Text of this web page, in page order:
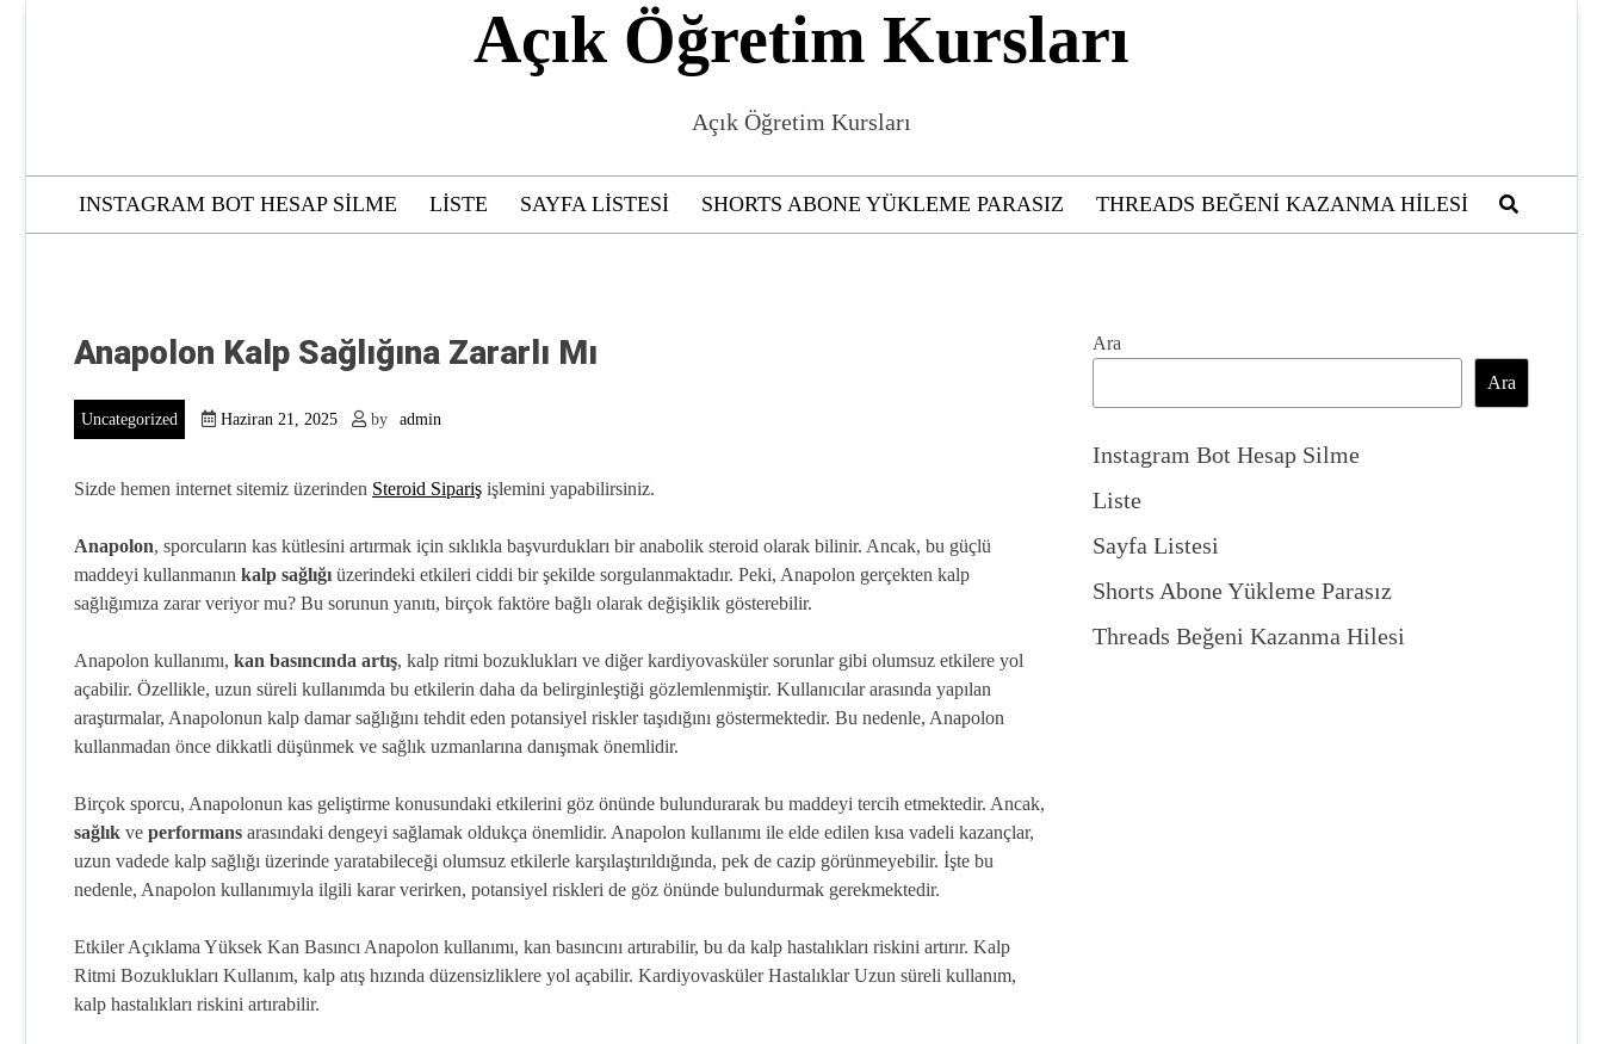
Açık Öğretim Kursları
Açık Öğretim Kursları
INSTAGRAM BOT HESAP SILME LISTE SAYFA LISTESI SHORTS ABONE YÜKLEME PARASIZ THREADS BEĞENI KAZANMA HILESI
Anapolon Kalp Sağlığına Zararlı Mı
Uncategorized Haziran 21, 2025 by admin
Sizde hemen internet sitemiz üzerinden Steroid Sipariş işlemini yapabilirsiniz.
Anapolon, sporcuların kas kütlesini artırmak için sıklıkla başvurdukları bir anabolik steroid olarak bilinir. Ancak, bu güçlü
maddeyi kullanmanın kalp sağlığı üzerindeki etkileri ciddi bir şekilde sorgulanmaktadır. Peki, Anapolon gerçekten kalp
sağlığımıza zarar veriyor mu? Bu sorunun yanıtı, birçok faktöre bağlı olarak değişiklik gösterebilir.
Anapolon kullanımı, kan basıncında artış, kalp ritmi bozuklukları ve diğer kardiyovasküler sorunlar gibi olumsuz etkilere yol
açabilir. Özellikle, uzun süreli kullanımda bu etkilerin daha da belirginleştiği gözlemlenmiştir. Kullanıcılar arasında yapılan
araştırmalar, Anapolonun kalp damar sağlığını tehdit eden potansiyel riskler taşıdığını göstermektedir. Bu nedenle, Anapolon
kullanmadan önce dikkatli düşünmek ve sağlık uzmanlarına danışmak önemlidir.
Birçok sporcu, Anapolonun kas geliştirme konusundaki etkilerini göz önünde bulundurarak bu maddeyi tercih etmektedir. Ancak,
sağlık ve performans arasındaki dengeyi sağlamak oldukça önemlidir. Anapolon kullanımı ile elde edilen kısa vadeli kazançlar,
uzun vadede kalp sağlığı üzerinde yaratabileceği olumsuz etkilerle karşılaştırıldığında, pek de cazip görünmeyebilir. İşte bu
nedenle, Anapolon kullanımıyla ilgili karar verirken, potansiyel riskleri de göz önünde bulundurmak gerekmektedir.
Etkiler Açıklama Yüksek Kan Basıncı Anapolon kullanımı, kan basıncını artırabilir, bu da kalp hastalıkları riskini artırır. Kalp
Ritmi Bozuklukları Kullanım, kalp atış hızında düzensizliklere yol açabilir. Kardiyovasküler Hastalıklar Uzun süreli kullanım,
kalp hastalıkları riskini artırabilir.
Ara
Ara
Instagram Bot Hesap Silme
Liste
Sayfa Listesi
Shorts Abone Yükleme Parasız
Threads Beğeni Kazanma Hilesi